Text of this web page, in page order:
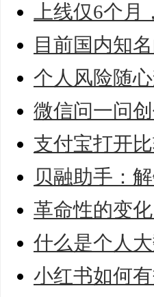
上线仅6个
目前国内知
个人风险随
微信问一问
支付宝打开
贝融助手：
革命性的变
什么是个人
小红书如何